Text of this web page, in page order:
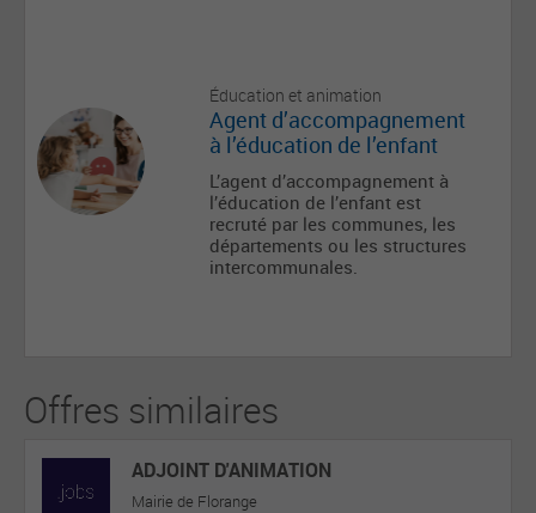
Éducation et animation
Agent d’accompagnement
à l’éducation de l’enfant
L’agent d’accompagnement à
l’éducation de l’enfant est
recruté par les communes, les
départements ou les structures
intercommunales.
Offres similaires
ADJOINT D'ANIMATION
Mairie de Florange